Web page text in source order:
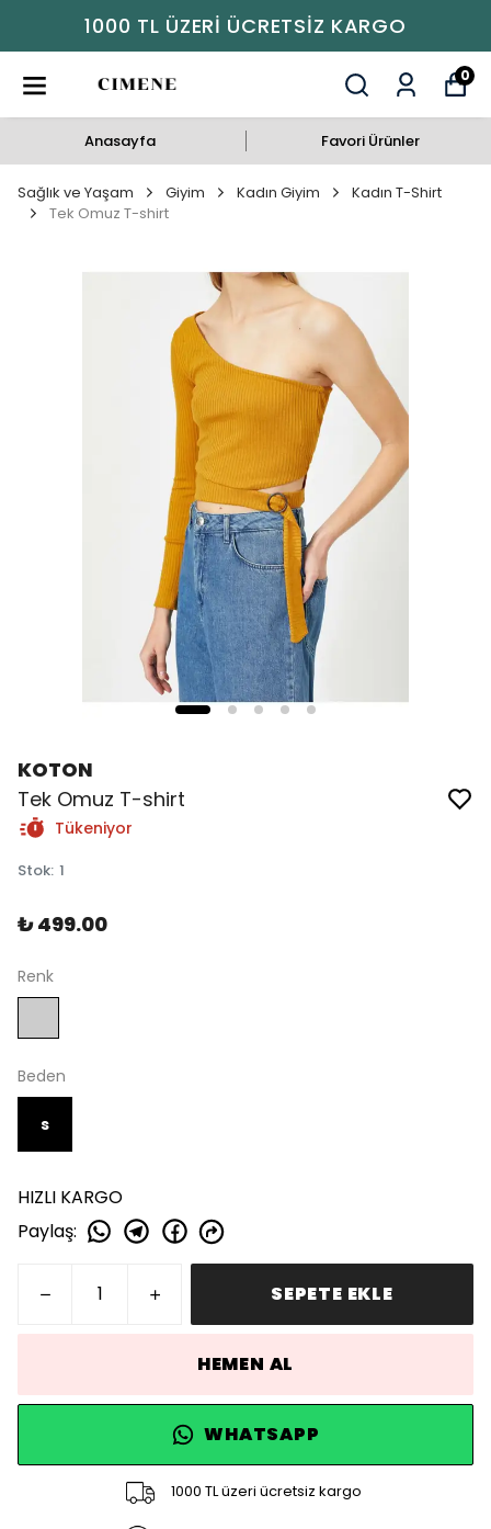
1000 TL ÜZERI ÜCRETSIZ KARGO
0
Anasayfa Favori Ürünler
Sağlık ve Yaşam Giyim Kadın Giyim
Kadın T-Shirt
Tek Omuz T-shirt
KOTON
Tek Omuz T-shirt
Tükeniyor
Stok: 1
₺ 499.00
Renk
Beden
s
HIZLI KARGO
Paylaş:
SEPETE EKLE
HEMEN AL
WHATSAPP
1000 TL üzeri ücretsiz kargo